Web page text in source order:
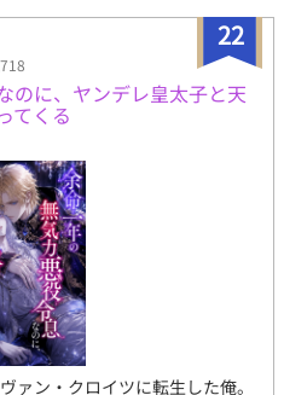
爵と、全て失ったら逆に吹っ
からの溺愛を目指しています。
ーさせていただいております！
想、そして投票で応援してくだ
22
のに、ヤンデレ皇太子と天
てくる
ァン・クロイツに転生した俺。